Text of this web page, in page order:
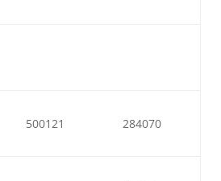
500121 284070